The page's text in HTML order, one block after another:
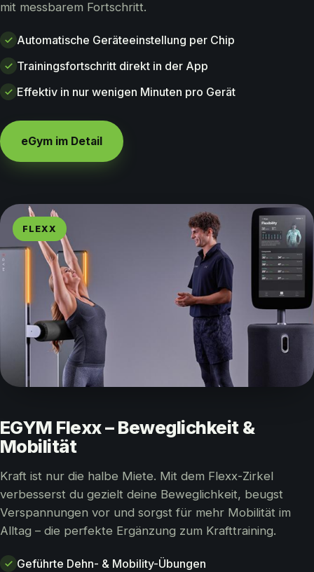
mit messbarem Fortschritt.
Automatische Geräteeinstellung per Chip
Trainingsfortschritt direkt in der App
Effektiv in nur wenigen Minuten pro Gerät
eGym im Detail
EGYM Flexx – Beweglichkeit &
Mobilität
Kraft ist nur die halbe Miete. Mit dem Flexx-Zirkel
verbesserst du gezielt deine Beweglichkeit, beugst
Verspannungen vor und sorgst für mehr Mobilität im
Alltag – die perfekte Ergänzung zum Krafttraining.
Geführte Dehn- & Mobility-Übungen
FLEXX